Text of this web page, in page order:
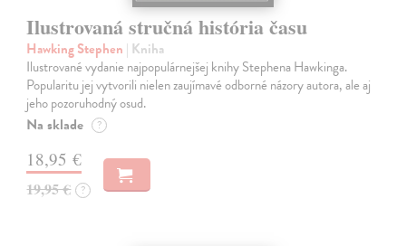
Ilustrovaná stručná história času
Hawking Stephen | Kniha
Ilustrované vydanie najpopulárnejšej knihy Stephena Hawkinga.
Popularitu jej vytvorili nielen zaujímavé odborné názory autora, ale aj
jeho pozoruhodný osud.
Na sklade ?
18,95 €
19,95 € ?